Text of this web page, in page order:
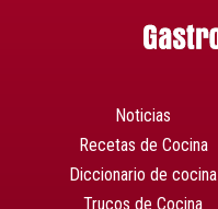
Noticias
Recetas de Cocina
Diccionario de cocina